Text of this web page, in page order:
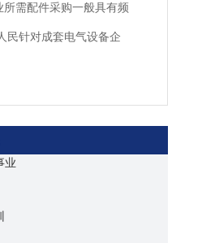
需配件采购一般具有频
针对成套电气设备企
业